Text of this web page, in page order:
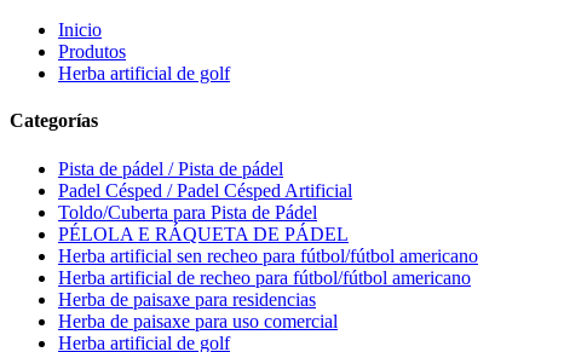
Inicio
Produtos
Herba artificial de golf
Categorías
Pista de pádel / Pista de pádel
Padel Césped / Padel Césped Artificial
Toldo/Cuberta para Pista de Pádel
PÉLOLA E RÁQUETA DE PÁDEL
Herba artificial sen recheo para fútbol/fútbol americano
Herba artificial de recheo para fútbol/fútbol americano
Herba de paisaxe para residencias
Herba de paisaxe para uso comercial
Herba artificial de golf